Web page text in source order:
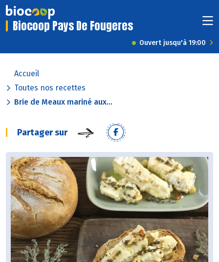
Biocoop Pays De Fougeres
Ouvert jusqu'à 19:00
Accueil
Toutes nos recettes
Brie de Meaux mariné aux...
Partager sur